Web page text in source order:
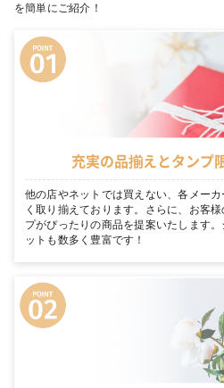
を簡単にご紹介！
充実の品揃えとタンプ
他の店やネットでは買えない、各メー
く取り揃えております。さらに、お客
プがぴったりの商品を提案いたします
ットも数多く豊富です！